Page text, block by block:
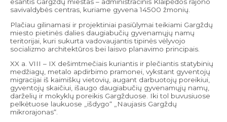
savivaldybės centras, kuriame gyvena 14500 žmonių.
Plačiau gilinamasi ir projektiniai pasiūlymai teikiami Gargždų
miesto pietinės dalies daugiabučių gyvenamųjų namų
teritorijai, kuri sukurta vadovaujantis tipinės vėlyvojo
socializmo architektūros bei laisvo planavimo principais.
XX a. VIII – IX dešimtmečiais kuriantis ir plečiantis statybinių
medžiagų, metalo apdirbimo pramonei, vykstant gyventojų
migracijai iš kaimiškų vietovių, augant darbuotojų poreikiui,
gyventojų skaičiui, išaugo daugiabučių gyvenamųjų namų,
darželių ir mokyklų poreikis Gargžduose. Iki tol buvusiuose
pelkėtuose laukuose „išdygo“ „Naujasis Gargždų
mikrorajonas“.